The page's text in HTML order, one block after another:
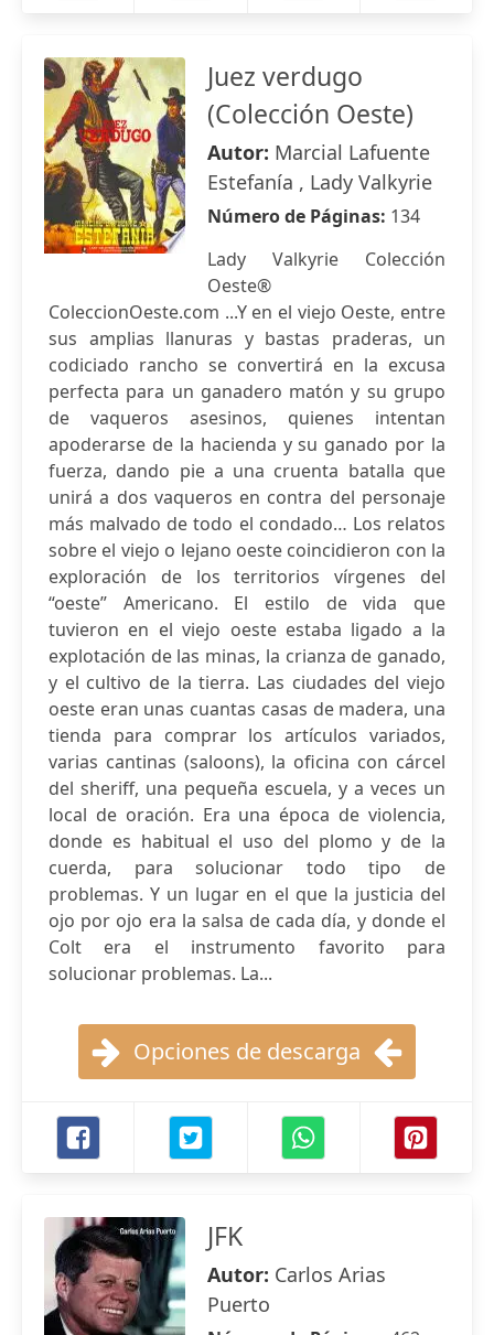
Juez verdugo
(Colección Oeste)
Autor: Marcial Lafuente
Estefanía , Lady Valkyrie
Número de Páginas: 134
Lady Valkyrie Colección
Oeste®
ColeccionOeste.com ...Y en el viejo Oeste, entre
sus amplias llanuras y bastas praderas, un
codiciado rancho se convertirá en la excusa
perfecta para un ganadero matón y su grupo
de vaqueros asesinos, quienes intentan
apoderarse de la hacienda y su ganado por la
fuerza, dando pie a una cruenta batalla que
unirá a dos vaqueros en contra del personaje
más malvado de todo el condado… Los relatos
sobre el viejo o lejano oeste coincidieron con la
exploración de los territorios vírgenes del
“oeste” Americano. El estilo de vida que
tuvieron en el viejo oeste estaba ligado a la
explotación de las minas, la crianza de ganado,
y el cultivo de la tierra. Las ciudades del viejo
oeste eran unas cuantas casas de madera, una
tienda para comprar los artículos variados,
varias cantinas (saloons), la oficina con cárcel
del sheriff, una pequeña escuela, y a veces un
local de oración. Era una época de violencia,
donde es habitual el uso del plomo y de la
cuerda, para solucionar todo tipo de
problemas. Y un lugar en el que la justicia del
ojo por ojo era la salsa de cada día, y donde el
Colt era el instrumento favorito para
solucionar problemas. La...
Opciones de descarga
JFK
Autor: Carlos Arias
Puerto